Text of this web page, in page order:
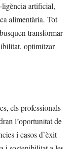
artificial,
alimentària. Tot
transformar
optimitzar
els professionals
l’oportunitat de
i casos d’èxit